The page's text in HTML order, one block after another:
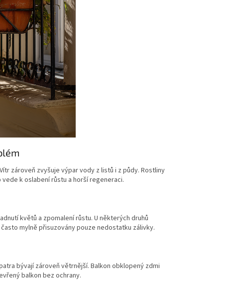
zároveň zvyšuje výpar vody z listů i z půdy. Rostliny
k oslabení růstu a horší regeneraci.
květů a zpomalení růstu. U některých druhů
mylně přisuzovány pouze nedostatku zálivky.
bývají zároveň větrnější. Balkon obklopený zdmi
balkon bez ochrany.